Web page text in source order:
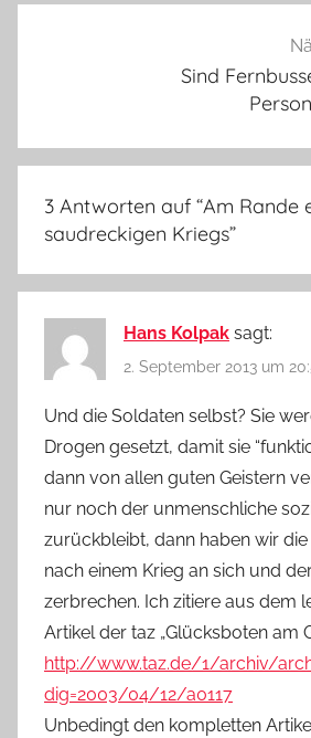
Sind
3 Antworten auf “Am Rande
saudreckigen Kriegs”
Hans Kolpak sagt:
2. September 2013 um
Und die Soldaten selbst? Sie
Drogen gesetzt, damit sie
dann von allen guten Geistern
nur noch der unmenschliche
zurückbleibt, dann haben wir
nach einem Krieg an sich und
zerbrechen. Ich zitiere aus dem
Artikel der taz „Glücksboten am
http://www.taz.de/1/archiv/
dig=2003/04/12/a0117
Unbedingt den kompletten